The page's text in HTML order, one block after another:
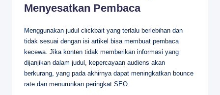
Menyesatkan Pembaca
Menggunakan judul clickbait yang terlalu berlebihan dan
tidak sesuai dengan isi artikel bisa membuat pembaca
kecewa. Jika konten tidak memberikan informasi yang
dijanjikan dalam judul, kepercayaan audiens akan
berkurang, yang pada akhirnya dapat meningkatkan bounce
rate dan menurunkan peringkat SEO.